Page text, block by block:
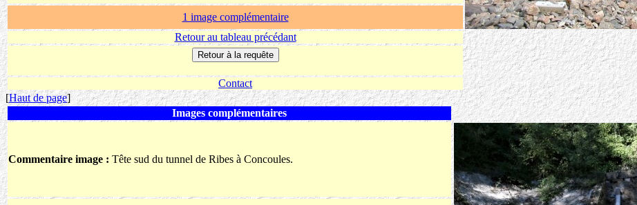
1 image complémentaire
Retour au tableau précédant
Contact
[Haut de page]
Images complémentaires
Commentaire image : Tête sud du tunnel de Ribes à Concoules.